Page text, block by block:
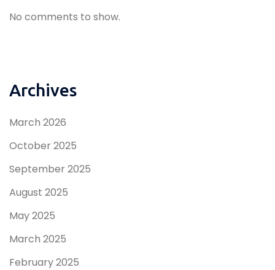
No comments to show.
Archives
March 2026
October 2025
September 2025
August 2025
May 2025
March 2025
February 2025